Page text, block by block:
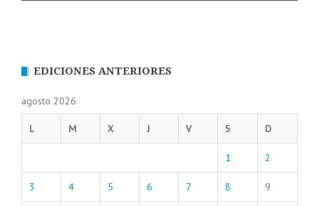
EDICIONES ANTERIORES
agosto 2026
L M X J V S D
1 2
3 4 5 6 7 8 9